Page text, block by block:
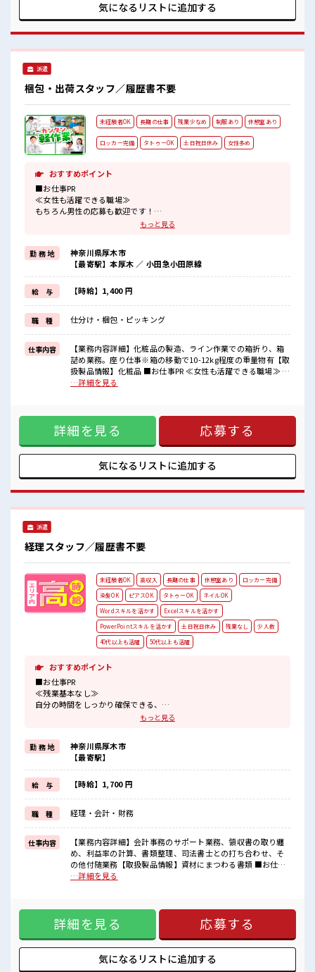
雰囲気 少人数の職場だから一緒に働く仲間との距離もグッと
近い！ 20代活躍中のフレッシュな職場です☆ 休憩室でホッと
気になるリストに追加する
派遣
梱包・出荷スタッフ／履歴書不要
未経験者OK 長期の仕事 残業少なめ 制服あり 休憩室あり
ロッカー完備 タトゥーOK 土日祝日休み 女性多め
おすすめポイント
■お仕事PR
≪女性も活躍できる職場≫
もちろん男性の応募も歓迎です！
残業はほとんどナシ！
≪週休2日制≫
週末は家族や友人と一緒にプライベート満喫！
≪機能的な制服アリ≫
制服があるので、
毎日の服装の悩み解消♪
≪未経験の方も大カンゲイ≫
新しいことにチャレンジするのは不安だけど、
しっかり働く環境が整っています！
イチからスキルUP・ステップUP目指していきましょう！
■職場の雰囲気
女性が多い職場ですが男女は問いません！
オンオフの切替もできちゃう！
ロッカーあり！
安心してお仕事に集中♪
もっと見る
勤 務 地
神奈川県厚木市
【最寄駅】本厚木 ／ 小田急小田原線
給 与 【時給】1,400 円
職 種 仕分け・梱包・ピッキング
仕事内容
【業務内容詳細】化粧品の製造、ライン作業での箱折り、箱
詰め業務。座り仕事※箱の移動で10-12kg程度の重量物有【取
扱製品情報】化粧品 ■お仕事PR ≪女性も活躍できる職場≫ も
ちろん男性の応募も歓迎です！ ≪プライベートが充実する≫
ート満喫！ ≪機能的な制服アリ≫ 制服があるので、 毎日の服
装の悩み解消♪ ≪未経験の方も大カンゲイ≫ 新しいことにチ
ャレンジするのは不安だけど、 しっかり働く環境が整ってい
ます！ イチからスキルUP・ステップUP目指していきましょ
ん！ 応募お待ちしております！ しっかり休める休憩室あり！
事に集中♪
…詳細を見る
詳細を見る 応募する
気になるリストに追加する
派遣
経理スタッフ／履歴書不要
未経験者OK 高収入 長期の仕事 休憩室あり
ロッカー完備
染髪OK
ピアスOK タトゥーOK
ネイルOK
Wordスキルを活かす
Excelスキルを活かす
PowerPointスキルを活かす
土日祝日休み 残業なし
少人数
40代以上も活躍
50代以上も活躍
おすすめポイント
■お仕事PR
≪残業基本なし≫
自分の時間をしっかり確保できる、
≪週休2日制≫
週末は家族や友人と一緒にプライベート満喫！
≪ヘアカラーOKで自由な雰囲気の職場≫
明るすぎたり奇抜でなければ基本的に自由！
(規定有)≪未経験の方も大カンゲイ≫
新しいことにチャレンジするのは不安だけど、
しっかり働く環境が整っています！
イチからスキルUP・ステップUP目指していきましょう！
■職場の雰囲気
“コジンマリ”が好きな方にもお勧め！！
少人数の職場です♪
明るすぎたり奇抜過ぎなければヘアカラーOK！
もっと見る
勤 務 地
神奈川県厚木市
【最寄駅】
給 与 【時給】1,700 円
職 種 経理・会計・財務
仕事内容
【業務内容詳細】会計事務のサポート業務、領収書の取り纏
め、利益率の計算、書類整理、司法書士との打ち合わせ、そ
の他付随業務【取扱製品情報】資材にまつわる書類 ■お仕事
PR ≪残業基本なし≫ 自分の時間をしっかり確保できる、 残業
ベート満喫！ ≪ヘアカラーOKで自由な雰囲気の職場≫ 明る
すぎたり奇抜でなければ基本的に自由！ (規定有)≪未経験の
方も大カンゲイ≫ 新しいことにチャレンジするのは不安だけ
ど、 しっかり働く環境が整っています！ イチからスキルUP・
ステップUP目指していきましょう！ ■職場の雰囲気 “コジン
マリ”が好きな方にもお勧め！！ 少人数の職場です♪ 明るす
…詳細を見る
詳細を見る 応募する
気になるリストに追加する